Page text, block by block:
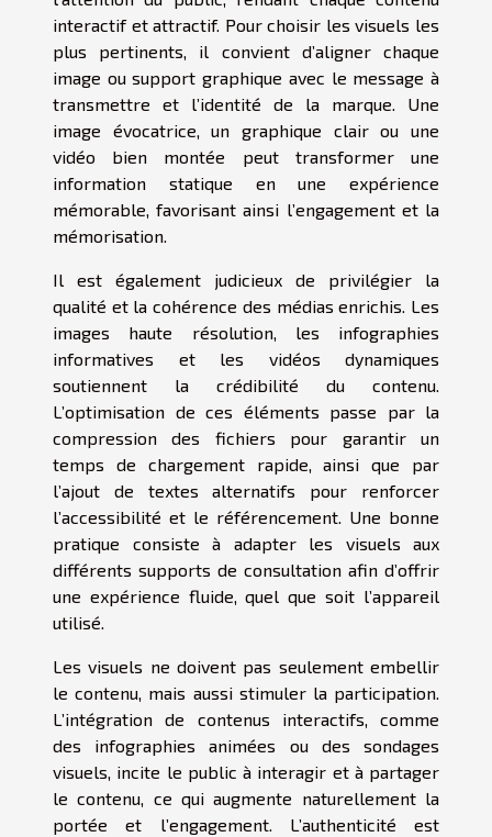
interactif et attractif. Pour choisir les visuels les
plus pertinents, il convient d’aligner chaque
image ou support graphique avec le message à
transmettre et l’identité de la marque. Une
image évocatrice, un graphique clair ou une
vidéo bien montée peut transformer une
information statique en une expérience
mémorable, favorisant ainsi l’engagement et la
mémorisation.
Il est également judicieux de privilégier la
qualité et la cohérence des médias enrichis. Les
images haute résolution, les infographies
informatives et les vidéos dynamiques
soutiennent la crédibilité du contenu.
L’optimisation de ces éléments passe par la
compression des fichiers pour garantir un
temps de chargement rapide, ainsi que par
l’ajout de textes alternatifs pour renforcer
l’accessibilité et le référencement. Une bonne
pratique consiste à adapter les visuels aux
différents supports de consultation afin d’offrir
une expérience fluide, quel que soit l’appareil
utilisé.
Les visuels ne doivent pas seulement embellir
le contenu, mais aussi stimuler la participation.
L’intégration de contenus interactifs, comme
des infographies animées ou des sondages
visuels, incite le public à interagir et à partager
le contenu, ce qui augmente naturellement la
portée et l’engagement. L’authenticité est